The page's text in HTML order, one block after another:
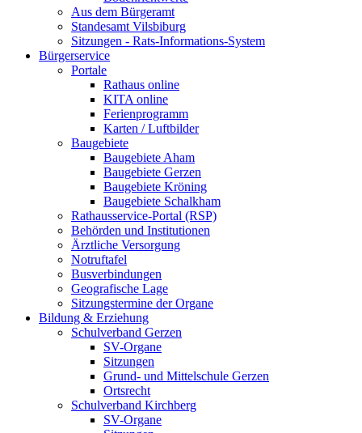
Aus dem Bürgeramt
Standesamt Vilsbiburg
Sitzungen - Rats-Informations-System
Bürgerservice
Portale
Rathaus online
KITA online
Ferienprogramm
Karten / Luftbilder
Baugebiete
Baugebiete Aham
Baugebiete Gerzen
Baugebiete Kröning
Baugebiete Schalkham
Rathausservice-Portal (RSP)
Behörden und Institutionen
Ärztliche Versorgung
Notruftafel
Busverbindungen
Geografische Lage
Sitzungstermine der Organe
Bildung & Erziehung
Schulverband Gerzen
SV-Organe
Sitzungen
Grund- und Mittelschule Gerzen
Ortsrecht
Schulverband Kirchberg
SV-Organe